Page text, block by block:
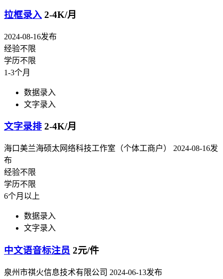
拉框录入 2-4K/月
2024-08-16发布
经验不限
学历不限
1-3个月
数据录入
文字录入
文字录排 2-4K/月
海口美兰海硕太网络科技工作室（个体工商户）
2024-08-16发
布
经验不限
学历不限
6个月以上
数据录入
文字录入
中文语音标注员 2元/件
泉州市祺火信息技术有限公司 2024-06-13发布